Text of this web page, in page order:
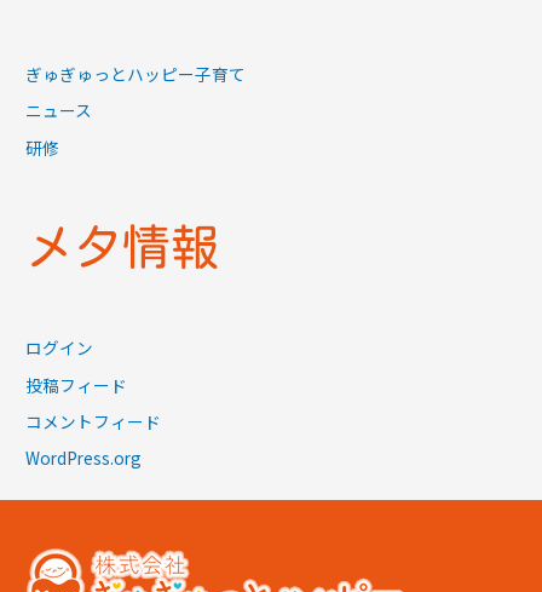
ぎゅぎゅっとハッピー子育て
ニュース
研修
メタ情報
ログイン
投稿フィード
コメントフィード
WordPress.org